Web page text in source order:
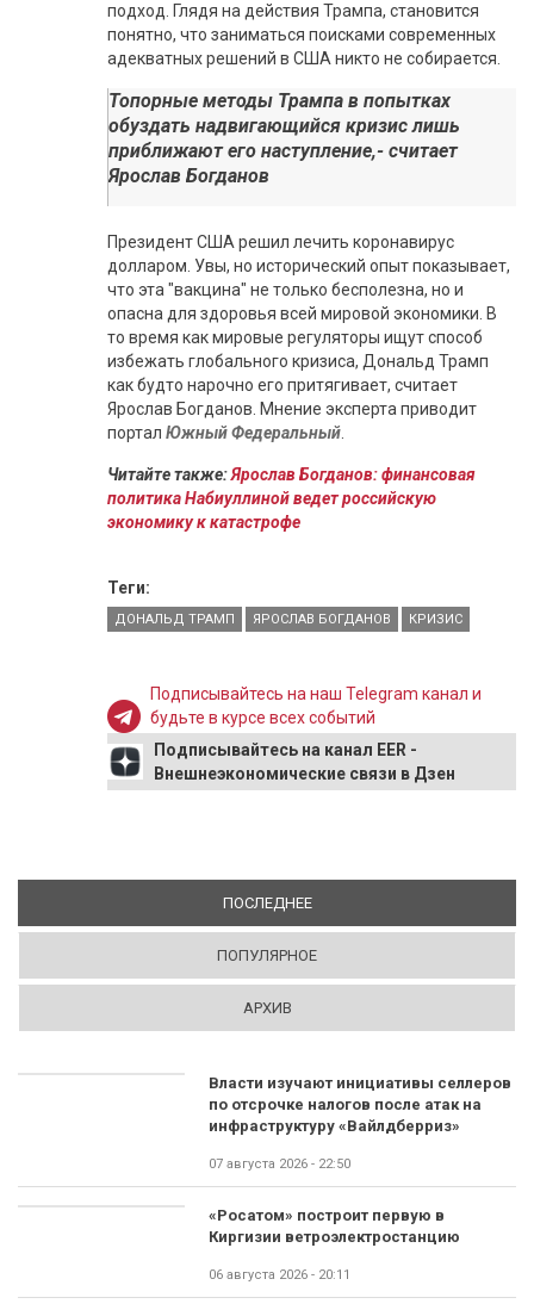
подход. Глядя на действия Трампа, становится
понятно, что заниматься поисками современных
адекватных решений в США никто не собирается.
Топорные методы Трампа в попытках
обуздать надвигающийся кризис лишь
приближают его наступление,- считает
Ярослав Богданов
Президент США решил лечить коронавирус
долларом. Увы, но исторический опыт показывает,
что эта "вакцина" не только бесполезна, но и
опасна для здоровья всей мировой экономики. В
то время как мировые регуляторы ищут способ
избежать глобального кризиса, Дональд Трамп
как будто нарочно его притягивает, считает
Ярослав Богданов. Мнение эксперта приводит
портал Южный Федеральный
Читайте также:Ярослав Богданов: финансовая
политика Набиуллиной ведет российскую
экономику к катастрофе
Теги:
ДОНАЛЬД ТРАМП ЯРОСЛАВ БОГДАНОВ КРИЗИС
Подписывайтесь на наш Telegram канал и
будьте в курсе всех событий
Подписывайтесь на канал EER -
Внешнеэкономические связи в Дзен
ПОСЛЕДНЕЕ(АКТИВНАЯ ВКЛАДКА)
ПОПУЛЯРНОЕ
АРХИВ
Власти изучают инициативы селлеров
по отсрочке налогов после атак на
инфраструктуру «Вайлдберриз»
07 августа 2026 - 22:50
«Росатом» построит первую в
Киргизии ветроэлектростанцию
06 августа 2026 - 20:11